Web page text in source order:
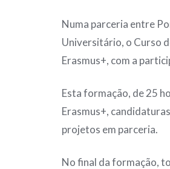
Numa parceria entre
Universitário, o Curso
Erasmus+, com a
Esta formação, de 25
Erasmus+,
projetos em parceria.
No final da formação,